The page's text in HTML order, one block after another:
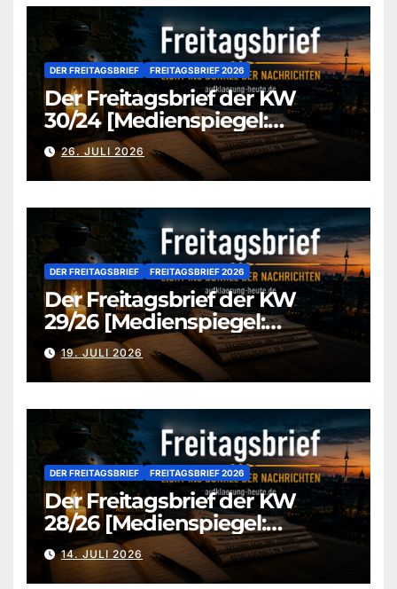
DER FREITAGSBRIEF FREITAGSBRIEF 2026
Der Freitagsbrief der KW
30/24 [Medienspiegel:
aufklaerung-heute-de]
26. JULI 2026
DER FREITAGSBRIEF FREITAGSBRIEF 2026
Der Freitagsbrief der KW
29/26 [Medienspiegel:
aufklaerung-heute.de]
19. JULI 2026
DER FREITAGSBRIEF FREITAGSBRIEF 2026
Der Freitagsbrief der KW
28/26 [Medienspiegel:
aufklaerung-heute.de]
14. JULI 2026